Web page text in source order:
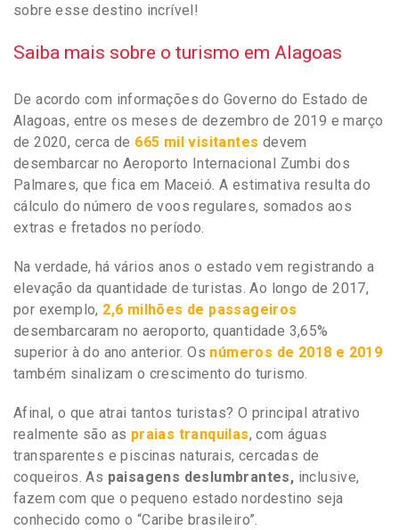
sobre esse destino incrível!
Saiba mais sobre o turismo em Alagoas
De acordo com informações do Governo do Estado de
Alagoas, entre os meses de dezembro de 2019 e março
de 2020, cerca de 665 mil visitantes devem
desembarcar no Aeroporto Internacional Zumbi dos
Palmares, que fica em Maceió. A estimativa resulta do
cálculo do número de voos regulares, somados aos
extras e fretados no período.
Na verdade, há vários anos o estado vem registrando a
elevação da quantidade de turistas. Ao longo de 2017,
por exemplo, 2,6 milhões de passageiros
desembarcaram no aeroporto, quantidade 3,65%
superior à do ano anterior. Os números de 2018 e 2019
também sinalizam o crescimento do turismo.
Afinal, o que atrai tantos turistas? O principal atrativo
realmente são as praias tranquilas, com águas
transparentes e piscinas naturais, cercadas de
coqueiros. As paisagens deslumbrantes, inclusive,
fazem com que o pequeno estado nordestino seja
conhecido como o “Caribe brasileiro”.